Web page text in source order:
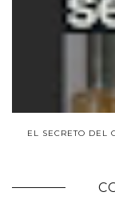
EL SECRETO DEL